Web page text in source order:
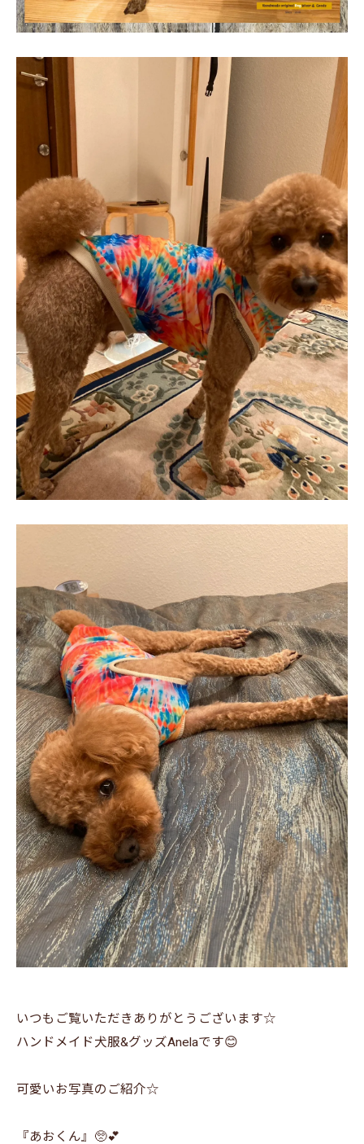
いつもご覧いただきありがとうございます☆
ハンドメイド犬服&グッズAnelaです😊
可愛いお写真のご紹介☆
『あおくん』🥺💕